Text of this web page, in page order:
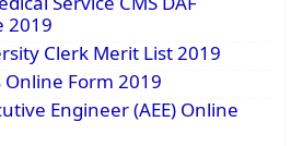
2019
Clerk Merit List 2019
Online Form 2019
Engineer (AEE) Online